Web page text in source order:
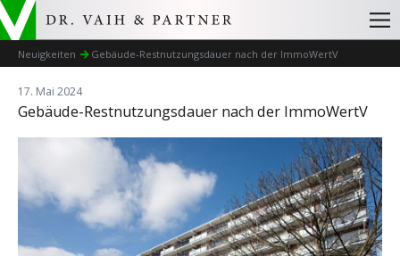
Neuigkeiten Gebäude-Restnutzungsdauer nach der ImmoWertV
17. Mai 2024
Gebäude-Restnutzungsdauer nach der ImmoWertV